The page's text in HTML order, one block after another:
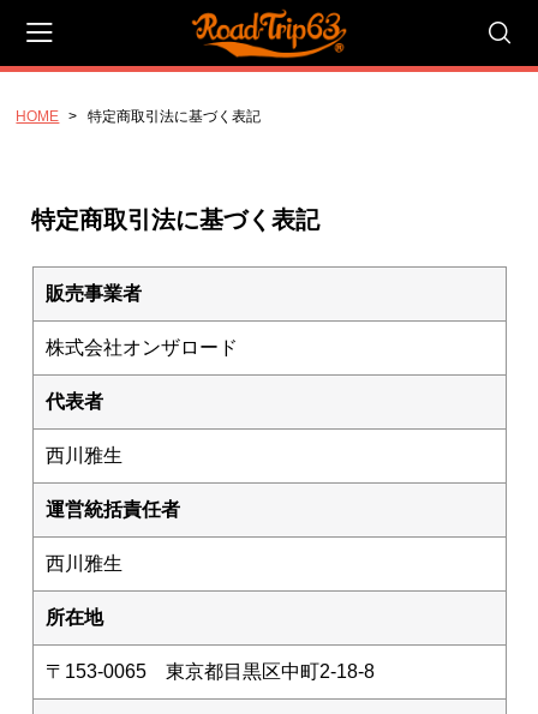
P20号_ラージ_727x530mm
P4号 コンパクト 333x220mm
F20号 ラージ 727x606mm
F10号 スタンダード 530x455mm
ウッディーアート Woody Art
ポストカード
HOME 特定商取引法に基づく表記
特定商取引法に基づく表記
販売事業者
株式会社オンザロード
代表者
西川雅生
運営統括責任者
西川雅生
所在地
〒153-0065 東京都目黒区中町2-18-8